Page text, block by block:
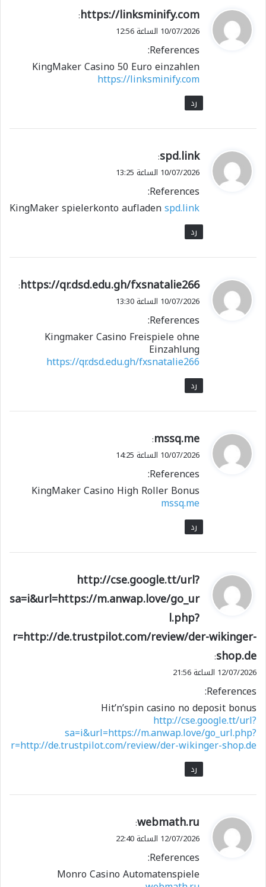
ي
ق
ل
https://linksminify.com
:
10/07/2026 الساعة 12:56
References:
KingMaker Casino 50 Euro einzahlen
https://linksminify.com
رد
ي
ق
ل
spd.link
:
10/07/2026 الساعة 13:25
References:
KingMaker spielerkonto aufladenspd.link
رد
ي
ق
ل
https://qr.dsd.edu.gh/fxsnatalie266
:
10/07/2026 الساعة 13:30
References:
Kingmaker Casino Freispiele ohne
Einzahlung
https://qr.dsd.edu.gh/fxsnatalie266
رد
ي
ق
ل
mssq.me
:
10/07/2026 الساعة 14:25
References:
KingMaker Casino High Roller Bonus
mssq.me
رد
ي
و
ل
http://cse.google.tt/url?
sa=i&url=https://m.anwap.love/go_ur
l.php?
r=http://de.trustpilot.com/review/der-wikinger-
shop.de
:
12/07/2026 الساعة 21:56
References:
Hit’n’spin casino no deposit bonus
http://cse.google.tt/url?
sa=i&url=https://m.anwap.love/go_url.php?
r=http://de.trustpilot.com/review/der-wikinger-shop.de
رد
ي
ق
ل
webmath.ru
:
12/07/2026 الساعة 22:40
References:
Monro Casino Automatenspiele